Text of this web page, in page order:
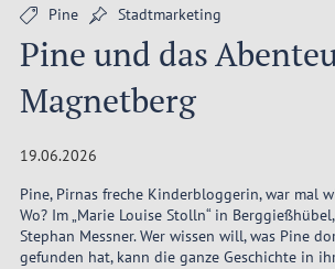
Pine Stadtmarketing
Pine und das
Magnetberg
19.06.2026
Pine, Pirnas freche Kinderbloggerin, war mal
Wo? Im „Marie Louise Stolln“ in
Stephan Messner. Wer wissen will, was Pine
gefunden hat, kann die ganze Geschichte in